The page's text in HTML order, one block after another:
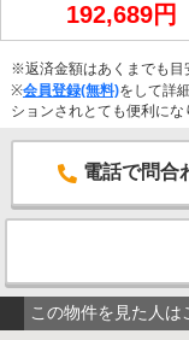
192,689円
※返済金額はあくまでも目
※会員登録(無料)をして詳
ションされとても便利にな
電話で問合
この物件を見た人は